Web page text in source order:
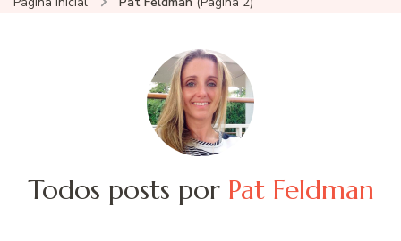
Todos posts por Pat Feldman